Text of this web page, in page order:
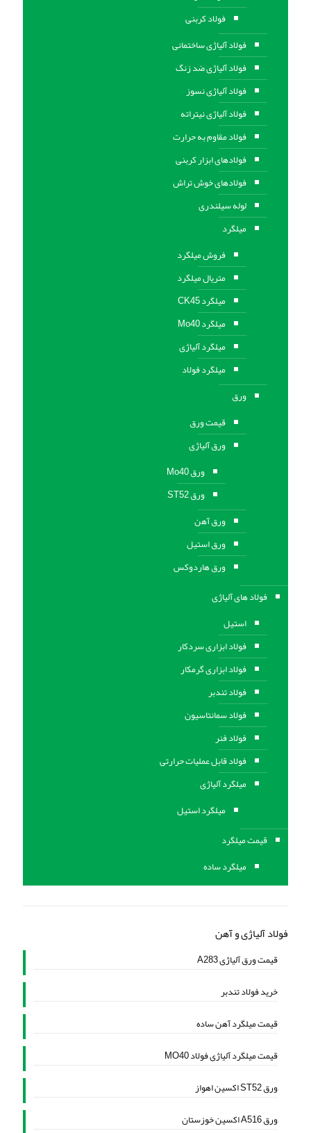
فولاد کربنی
فولاد آلیاژی ساختمانی
فولاد آلیاژی ضد زنگ
فولاد آلیاژی نسوز
فولاد آلیاژی نیتراته
فولاد مقاوم به حرارت
فولادهای ابزار کربنی
فولادهای خوش تراش
لوله سیلندری
میلگرد
فروش میلگرد
متریال میلگرد
میلگرد CK45
میلگرد Mo40
میلگرد آلیاژی
میلگرد فولاد
ورق
قیمت ورق
ورق آلیاژی
ورق Mo40
ورق ST52
ورق آهن
ورق استيل
ورق هاردوکس
فولاد های آلیاژی
استیل
فولاد ابزاری سردکار
فولاد ابزاری گرمکار
فولاد تندبر
فولاد سمانتاسیون
فولاد فنر
فولاد قابل عملیات حرارتی
ميلگرد آلیاژی
میلگرد استیل
قیمت میلگرد
میلگرد ساده
فولاد آلیاژی و آهن
قیمت ورق آلیاژی A283
خرید فولاد تندبر
قیمت میلگرد آهن ساده
قیمت میلگرد آلیاژی فولاد MO40
ورق ST52 اکسین اهواز
ورق A516 اکسین خوزستان